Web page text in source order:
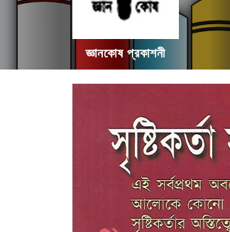
জ্ঞানকোষ প্রকাশনী